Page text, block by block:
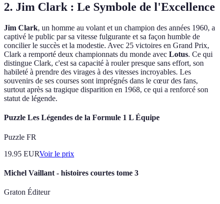
2. Jim Clark : Le Symbole de l'Excellence
Jim Clark, un homme au volant et un champion des années 1960, a
captivé le public par sa vitesse fulgurante et sa façon humble de
concilier le succès et la modestie. Avec 25 victoires en Grand Prix,
Clark a remporté deux championnats du monde avec Lotus. Ce qui
distingue Clark, c'est sa capacité à rouler presque sans effort, son
habileté à prendre des virages à des vitesses incroyables. Les
souvenirs de ses courses sont imprégnés dans le cœur des fans,
surtout après sa tragique disparition en 1968, ce qui a renforcé son
statut de légende.
Puzzle Les Légendes de la Formule 1 L Équipe
Puzzle FR
19.95 EURVoir le prix
Michel Vaillant - histoires courtes tome 3
Graton Éditeur